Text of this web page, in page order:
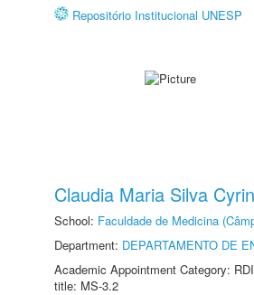
Repositório Institucional UNESP
Claudia Maria Silva
School: Faculdade de Medicina
Department: DEPARTAMENTO DE
Academic Appointment Category:
title: MS-3.2